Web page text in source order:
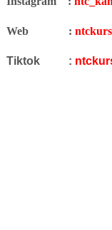
Web :
Tiktok :